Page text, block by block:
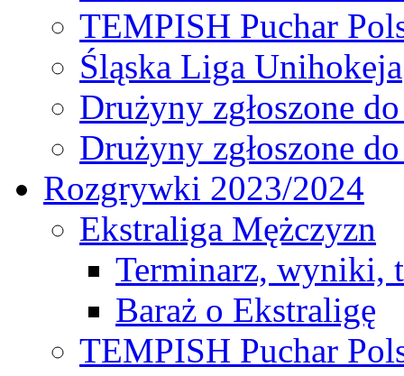
TEMPISH Puchar
Śląska Liga Unihokeja
Drużyny zgłoszone
Drużyny zgłoszone
Rozgrywki 2023/2024
Ekstraliga Mężczyzn
Terminarz, wyniki,
Baraż o Ekstraligę
TEMPISH Puchar